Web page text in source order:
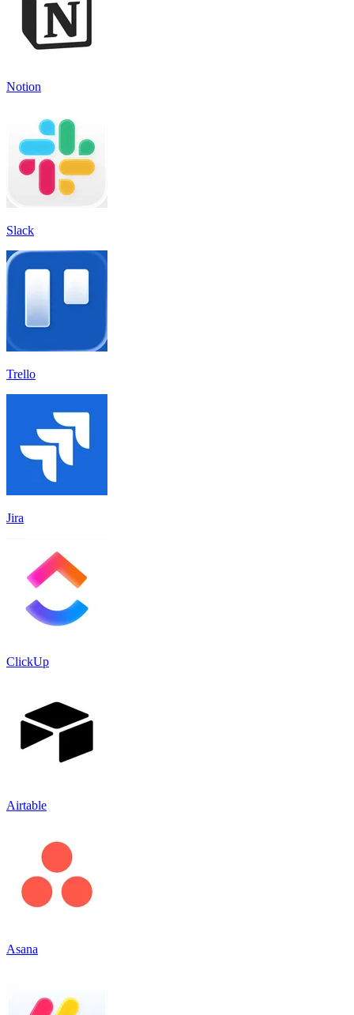
Notion
Slack
Trello
Jira
ClickUp
Airtable
Asana